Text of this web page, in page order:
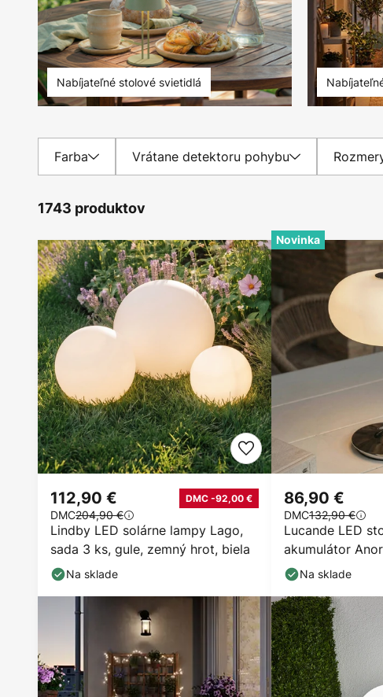
Nabíjateľné stolové svietidlá
Farba Vrátane detektoru pohybu
1743 produktov
Lindby LED solárne lampy Lago,
sada 3 ks, gule, zemný hrot, biela
112,90 € DMC -92,00 €
DMC204,90 €
Na sklade
Novinka
Lucande LED
akumulátor
sklo, IP44, USB
86,90 €
DMC132,90 €
Na sklade